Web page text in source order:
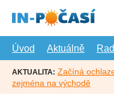
hlavní
Úvod
Aktuálně
AKTUALITA: Začíná
zejména na východě